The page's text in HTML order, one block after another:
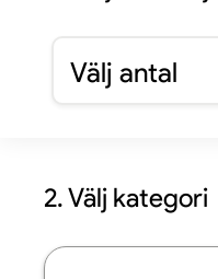
Välj antal
2. Välj kategori